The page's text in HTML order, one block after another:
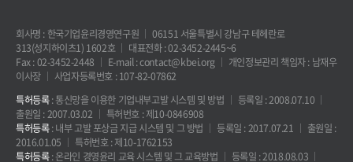
회사명 : 한국기업윤리경영연구원
06151 서울특별시 강남구 테헤란로
313(성지하이츠1) 1602호
대표전화 : 02-3452-2445~6
Fax : 02-3452-2448
E-mail : contact@kbei.org
개인정보관리 책임자 : 남재우
이사장
사업자등록번호 : 107-82-07862
특허등록: 통신망을 이용한 기업내부고발 시스템 및 방법
등록일 : 2008.07.10
출원일 : 2007.03.02
특허번호 : 제10-0846908
특허등록: 내부 고발 포상금 지급 시스템 및 그 방법 등록일 : 2017.07.21
출원일 :
2016.01.05
특허번호 : 제10-1762153
특허등록: 온라인 경영윤리 교육 시스템 및 그 교육방법 등록일 : 2018.08.03